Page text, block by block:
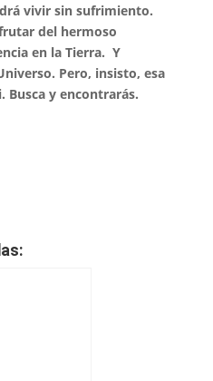
vivir sin sufrimiento.
del hermoso
en la Tierra. Y
Pero, insisto, esa
Busca y encontrarás.